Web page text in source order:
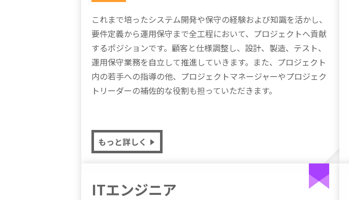
これまで培ったシステム開発や保守の経験および知識を活かし、
要件定義から運用保守まで全工程において、プロジェクトへ貢献
するポジションです。顧客と仕様調整し、設計、製造、テスト、
運用保守業務を自立して推進していきます。また、プロジェクト
内の若手への指導の他、プロジェクトマネージャーやプロジェク
トリーダーの補佐的な役割も担っていただきます。
もっと詳しく
ITエンジニア